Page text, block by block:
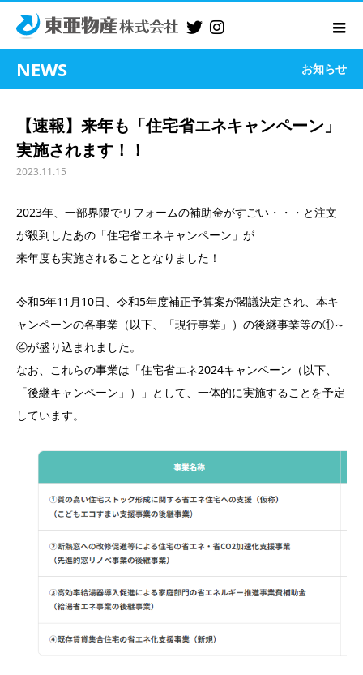
NEWS お知らせ
【速報】来年も「住宅省エネキャンペーン」
実施されます！！
2023.11.15
2023年、一部界隈でリフォームの補助金がすごい・・・と注文
が殺到したあの「住宅省エネキャンペーン」が
来年度も実施されることとなりました！
令和5年11月10日、令和5年度補正予算案が閣議決定され、本キ
ャンペーンの各事業（以下、「現行事業」）の後継事業等の①～
④が盛り込まれました。
なお、これらの事業は「住宅省エネ2024キャンペーン（以下、
「後継キャンペーン」）」として、一体的に実施することを予定
しています。